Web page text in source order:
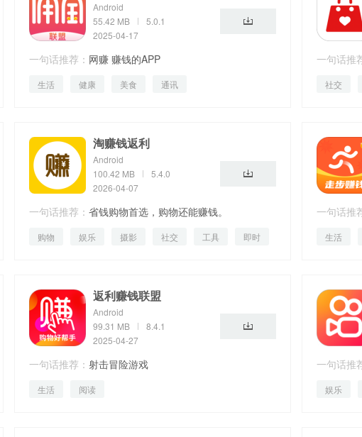
Android
55.42 MB
5.0.1
2025-04-17
一句话推荐： 网赚 赚钱的APP
生活 健康 美食 通讯
一句话推
技能去赚钱
社交
淘赚钱返利
Android
100.42 MB
5.4.0
2026-04-07
一句话推荐： 省钱购物首选，购物还能赚钱。
购物 娱乐 摄影 社交 工具 即时
一句话推
生活
返利赚钱联盟
Android
99.31 MB
8.4.1
2025-04-27
一句话推荐： 射击冒险游戏
生活 阅读
一句话推
娱乐